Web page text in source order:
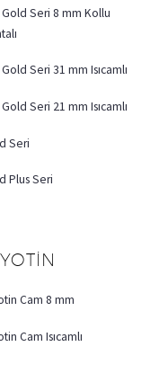
Seri 8 mm Kollu
Seri 31 mm Isıcamlı
Seri 21 mm Isıcamlı
Seri
Plus Seri
Cam 8 mm
Cam Isıcamlı